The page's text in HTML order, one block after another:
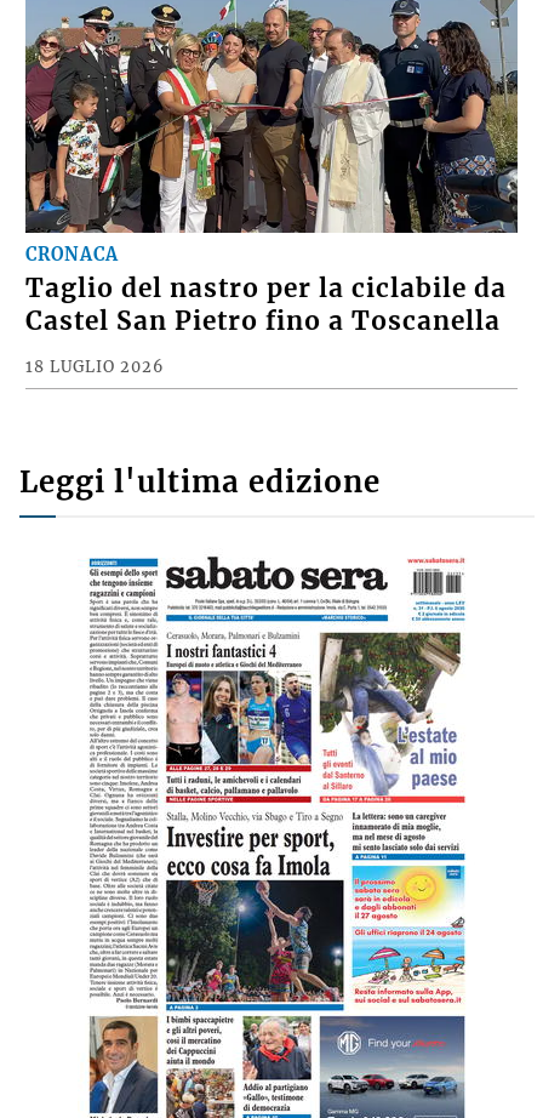
CRONACA
Castel San Pietro fino a Toscanella
Leggi l'ultima edizione